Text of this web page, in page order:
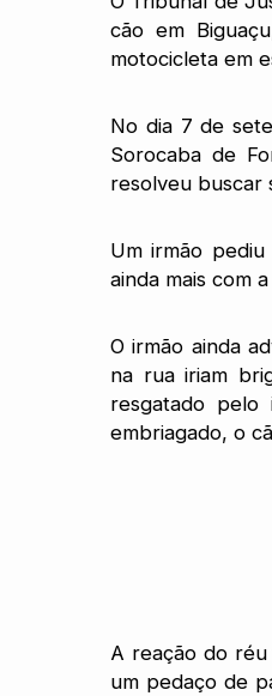
cão em
motocicleta em
No dia 7 de
Sorocaba de
resolveu buscar
Um irmão
ainda mais com
O irmão ainda
na rua iriam
resgatado
embriagado, o
A reação do
um pedaço de